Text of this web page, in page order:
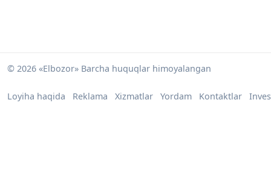
© 2026 «Elbozor» Barcha huquqlar himoyalangan
Loyiha haqida Reklama Xizmatlar Yordam Kontaktlar